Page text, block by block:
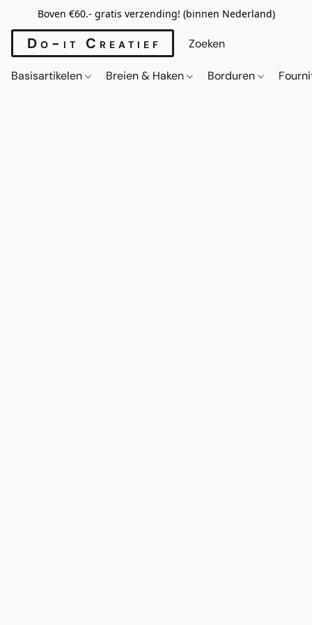
Boven €60.- gratis verzending! (binnen Nederland)
Do-it Creatief
Basisartikelen Breien & Haken Borduren